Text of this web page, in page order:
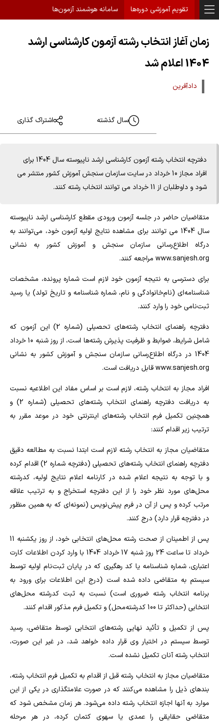
تقویم آموزشی دوره‌ها سامانه هوشمند آزمون‌ها
زمان آغاز انتخاب رشته آزمون کارشناسی ارشد
1404 اعلام شد
دادآفرین
سال گذشته اشتراک گذاری
دفترچه انتخاب رشته آزمون کارشناسی ارشد ناپیوسته سال 1404 برای
افراد مجاز 10 خرداد در سایت سازمان سنجش آموزش کشور منتشر می
شود و داوطلبان از 11 خرداد می توانند انتخاب رشته کنند.
متقاضیان حاضر در جلسه آزمون ورودی مقطع کارشناسی ارشد ناپیوسته
سال 1404 می توانند برای مشاهده نتایج اولیه آزمون خود، می‌توانند به
درگاه اطلاع‌رسانی سازمان سنجش و آموزش کشور به نشانی
www.sanjesh.org مراجعه کنند.
برای دسترسی به نتیجه آزمون خود لازم است شماره پرونده، مشخصات
شناسنامه‌ای (نام‌خانوادگی و نام، شماره شناسنامه و تاریخ تولد) یا رسید
ثبت‌نامی خود را وارد کنند.
دفترچه راهنمای انتخاب رشته‌های تحصیلی (شماره 2) این آزمون که
شامل شرایط، ضوابط و ظرفیت پذیرش رشته‌ها است، از روز شنبه 10 خرداد
1404 در درگاه اطلاع‌رسانی سازمان سنجش و آموزش کشور به نشانی
www.sanjesh.org قابل دریافت است.
افراد مجاز به انتخاب رشته‌، لازم است بر اساس مفاد این اطلاعیه نسبت
به دریافت دفترچه راهنمای انتخاب رشته‌های تحصیلی (شماره 2) و
همچنین تکمیل فرم انتخاب رشته‌های اینترنتی خود در موعد مقرر به
ترتیب زیر اقدام کنند:
متقاضیان مجاز به انتخاب رشته‌ لازم است ابتدا نسبت به مطالعه دقیق
دفترچه راهنمای انتخاب رشته‌های تحصیلی (دفترچه شماره 2) اقدام کرده
و با توجه به نتیجه اعلام شده در کارنامه اعلام نتایج اولیه، کدرشته
محل‌های مورد نظر خود را از این دفترچه استخراج و به ترتیب علاقه
مرتب کرده و پس از آن در فرم پیش‌نویس (نمونه‌ای که به همین منظور
در دفترچه قرار دارد) درج کنند.
پس از اطمینان از صحت رشته محل‌های انتخابی خود، از روز یکشنبه 11
خرداد تا ساعت 24 روز شنبه 17 خرداد 1404 با وارد کردن اطلاعات کارت
اعتباری، شماره شناسنامه یا کد رهگیری که در پایان ثبت‌نام اولیه توسط
سیستم به متقاضی داده شده است (درج این اطلاعات برای ورود به
برنامه انتخاب رشته ضروری است) نسبت به ثبت کدرشته محل‌های
انتخابی (حداکثر تا 100 کدرشته‌محل) و تکمیل فرم مذکور اقدام کنند.
پس از تکمیل و تأئید نهایی رشته‌های انتخابی توسط متقاضی، رسید
توسط سیستم در اختیار وی قرار داده خواهد شد، در غیر این صورت،
انتخاب رشته آنان تکمیل نشده است.
متقاضیان مجاز به انتخاب رشته قبل از اقدام به تکمیل فرم انتخاب رشته،
بندهای ذیل را مشاهده می‌کنند که در صورت علامتگذاری در یکی از این
موارد به آنها اجازه انتخاب رشته داده می‌شود. هر زمان‌ مشخص‌ شود که‌
متقاضی‌ حقایقی را عمدی یا سهوی کتمان‌ کرده‌، در هر مرحله